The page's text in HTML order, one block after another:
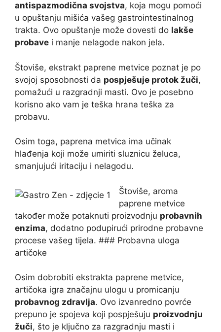
antispazmodična svojstva, koja mogu pomoći
u opuštanju mišića vašeg gastrointestinalnog
trakta. Ovo opuštanje može dovesti do lakše
probave i manje nelagode nakon jela.
Štoviše, ekstrakt paprene metvice poznat je po
svojoj sposobnosti da pospješuje protok žuči,
pomažući u razgradnji masti. Ovo je posebno
korisno ako vam je teška hrana teška za
probavu.
Osim toga, paprena metvica ima učinak
hlađenja koji može umiriti sluznicu želuca,
smanjujući iritaciju i nelagodu.
Štoviše, aroma
paprene metvice
također može potaknuti proizvodnju probavnih
enzima, dodatno podupirući prirodne probavne
procese vašeg tijela. ### Probavna uloga
artičoke
Osim dobrobiti ekstrakta paprene metvice,
artičoka igra značajnu ulogu u promicanju
probavnog zdravlja. Ovo izvanredno povrće
prepuno je spojeva koji pospješuju proizvodnju
žuči, što je ključno za razgradnju masti i